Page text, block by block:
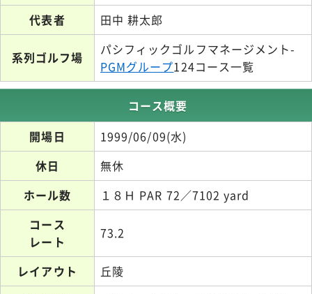
代表者
田中 耕太郎
系列ゴルフ場
パシフィックゴルフマネージメント-
PGMグループ124コース一覧
コース概要
開場日
1999/06/09(水)
休日
無休
ホール数
１８Ｈ PAR 72／7102 yard
コース
レート
73.2
レイアウト
丘陵